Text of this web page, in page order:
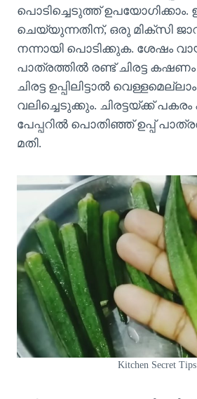
പൊടിച്ചെടുത്ത് ഉപയോഗിക്കാം.
ചെയ്യുന്നതിന്, ഒരു മിക്സി
നന്നായി പൊടിക്കുക. ശേഷം
പാത്രത്തിൽ രണ്ട് ചിരട്ട
ചിരട്ട ഉപ്പിലിട്ടാൽ
വലിച്ചെടുക്കും. ചിരട്ടയ്ക്ക്
പേപ്പറിൽ പൊതിഞ്ഞ് ഉപ്പ്
മതി.
Kitchen Secret Tips